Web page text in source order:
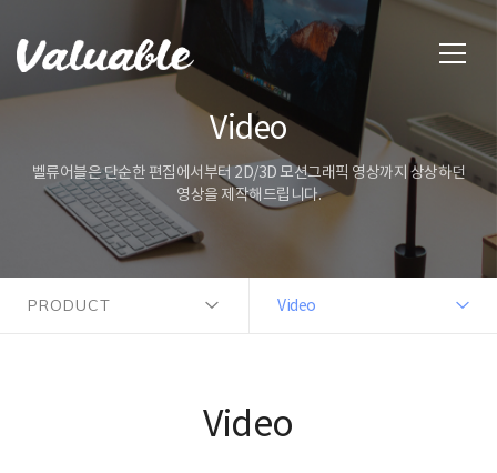
Video
벨류어블은 단순한 편집에서부터 2D/3D 모션그래픽 영상까지 상상하던
영상을 제작해드립니다.
PRODUCT Video
Video